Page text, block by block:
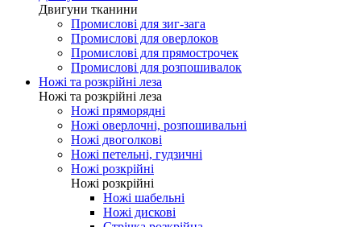
Двигуни тканини
Промислові для зиг-зага
Промислові для оверлоков
Промислові для прямострочек
Промислові для розпошивалок
Ножі та розкрійні леза
Ножі та розкрійні леза
Ножі пряморядні
Ножі оверлочні, розпошивальні
Ножі двоголкові
Ножі петельні, гудзичні
Ножі розкрійні
Ножі розкрійні
Ножі шабельні
Ножі дискові